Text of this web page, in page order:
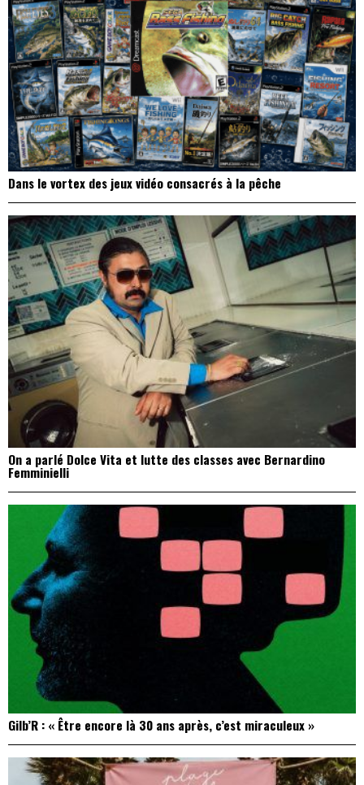
Dans le vortex des jeux vidéo consacrés à la pêche
On a parlé Dolce Vita et lutte des classes avec Bernardino
Femminielli
Gilb’R : « Être encore là 30 ans après, c’est miraculeux »